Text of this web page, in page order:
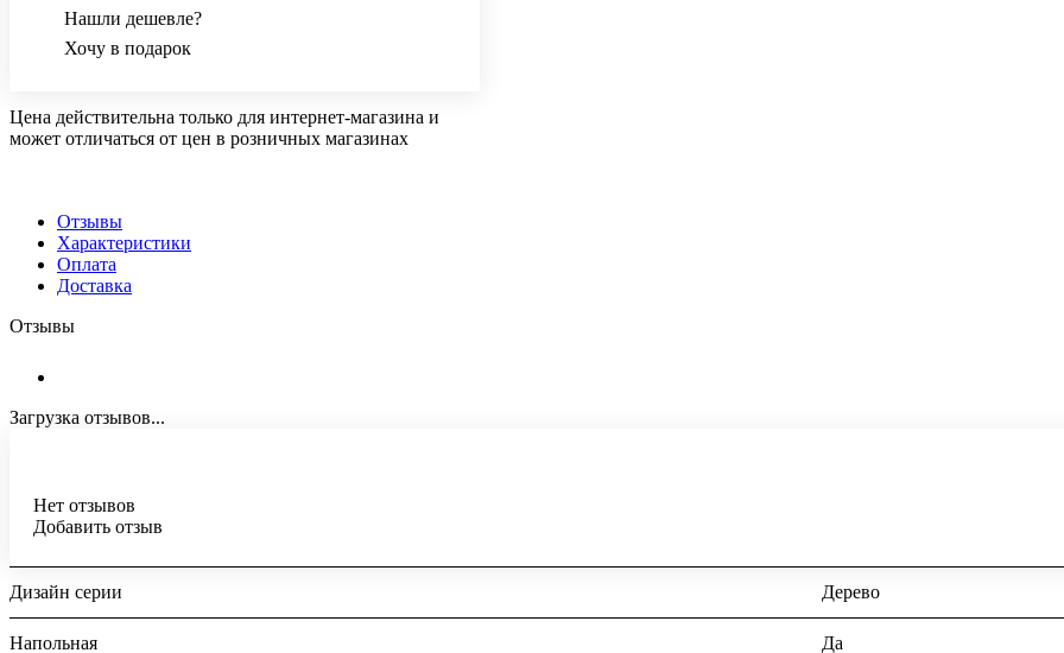
Нашли дешевле?
Хочу в подарок
Цена действительна только для интернет-магазина и
может отличаться от цен в розничных магазинах
Отзывы
Характеристики
Оплата
Доставка
Отзывы
Загрузка отзывов...
Нет отзывов
Добавить отзыв
Дизайн серии Дерево
Напольная Да